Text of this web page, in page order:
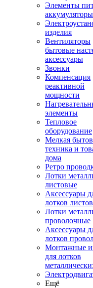
Элементы
аккумуляторы
изделия
Вентиляторы
бытовые
аксессуары
Звонки
Компенсация
реактивной
мощности
элементы
Тепловое
оборудование
Мелкая
техника и
дома
Ретро
Лотки
листовые
Аксессуары
лотков
Лотки
проволочные
Аксессуары
лотков
Монтажные
для лотков
Ещё